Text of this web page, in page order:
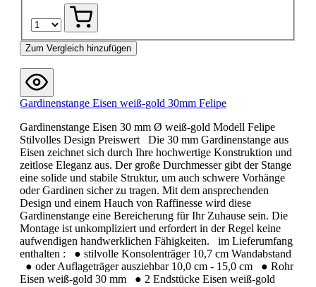
Zum Vergleich hinzufügen
Gardinenstange Eisen weiß-gold 30mm Felipe
Gardinenstange Eisen 30 mm Ø weiß-gold Modell Felipe
Stilvolles Design Preiswert Die 30 mm Gardinenstange aus
Eisen zeichnet sich durch Ihre hochwertige Konstruktion und
zeitlose Eleganz aus. Der große Durchmesser gibt der Stange
eine solide und stabile Struktur, um auch schwere Vorhänge
oder Gardinen sicher zu tragen. Mit dem ansprechenden
Design und einem Hauch von Raffinesse wird diese
Gardinenstange eine Bereicherung für Ihr Zuhause sein. Die
Montage ist unkompliziert und erfordert in der Regel keine
aufwendigen handwerklichen Fähigkeiten. im Lieferumfang
enthalten : ● stilvolle Konsolenträger 10,7 cm Wandabstand
● oder Auflageträger ausziehbar 10,0 cm - 15,0 cm ● Rohr
Eisen weiß-gold 30 mm ● 2 Endstücke Eisen weiß-gold